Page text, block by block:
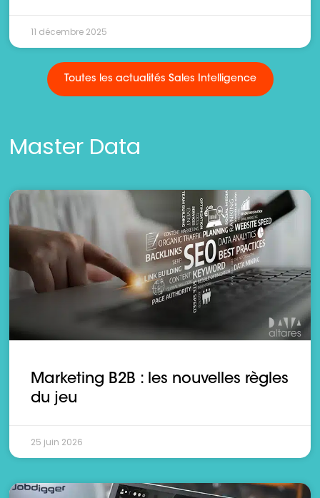
11 décembre 2025
Toutes les actualités Sales Intelligence
Master Data
Marketing B2B : les nouvelles règles
du jeu
25 juin 2026